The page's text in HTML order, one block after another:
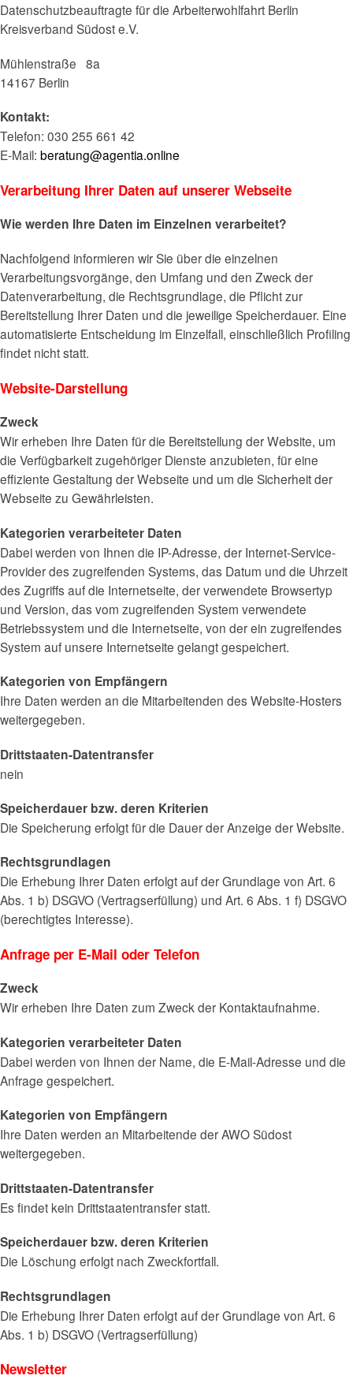
Datenschutzbeauftragte für die Arbeiterwohlfahrt Berlin
Kreisverband Südost e.V.
Mühlenstraße 8a
14167 Berlin
Kontakt:
Telefon: 030 255 661 42
E-Mail: beratung@agentia.online
Verarbeitung Ihrer Daten auf unserer Webseite
Wie werden Ihre Daten im Einzelnen verarbeitet?
Nachfolgend informieren wir Sie über die einzelnen
Verarbeitungsvorgänge, den Umfang und den Zweck der
Datenverarbeitung, die Rechtsgrundlage, die Pflicht zur
Bereitstellung Ihrer Daten und die jeweilige Speicherdauer. Eine
automatisierte Entscheidung im Einzelfall, einschließlich Profiling
findet nicht statt.
Website-Darstellung
Zweck
Wir erheben Ihre Daten für die Bereitstellung der Website, um
die Verfügbarkeit zugehöriger Dienste anzubieten, für eine
effiziente Gestaltung der Webseite und um die Sicherheit der
Webseite zu Gewährleisten.
Kategorien verarbeiteter Daten
Dabei werden von Ihnen die IP-Adresse, der Internet-Service-
Provider des zugreifenden Systems, das Datum und die Uhrzeit
des Zugriffs auf die Internetseite, der verwendete Browsertyp
und Version, das vom zugreifenden System verwendete
Betriebssystem und die Internetseite, von der ein zugreifendes
System auf unsere Internetseite gelangt gespeichert.
Kategorien von Empfängern
Ihre Daten werden an die Mitarbeitenden des Website-Hosters
weitergegeben.
Drittstaaten-Datentransfer
nein
Speicherdauer bzw. deren Kriterien
Die Speicherung erfolgt für die Dauer der Anzeige der Website.
Rechtsgrundlagen
Die Erhebung Ihrer Daten erfolgt auf der Grundlage von Art. 6
Abs. 1 b) DSGVO (Vertragserfüllung) und Art. 6 Abs. 1 f) DSGVO
(berechtigtes Interesse).
Anfrage per E-Mail oder Telefon
Zweck
Wir erheben Ihre Daten zum Zweck der Kontaktaufnahme.
Kategorien verarbeiteter Daten
Dabei werden von Ihnen der Name, die E-Mail-Adresse und die
Anfrage gespeichert.
Kategorien von Empfängern
Ihre Daten werden an Mitarbeitende der AWO Südost
weitergegeben.
Drittstaaten-Datentransfer
Es findet kein Drittstaatentransfer statt.
Speicherdauer bzw. deren Kriterien
Die Löschung erfolgt nach Zweckfortfall.
Rechtsgrundlagen
Die Erhebung Ihrer Daten erfolgt auf der Grundlage von Art. 6
Abs. 1 b) DSGVO (Vertragserfüllung)
Newsletter